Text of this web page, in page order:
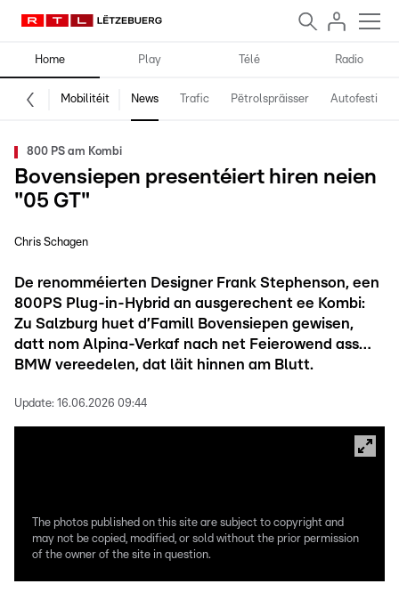
Home Play Télé Radio
Mobilitéit News Trafic Pëtrolspräisser Autofestival
800 PS am Kombi
Bovensiepen presentéiert hiren neien
"05 GT"
Chris Schagen
De renomméierten Designer Frank Stephenson, een
800PS Plug-in-Hybrid an ausgerechent ee Kombi:
Zu Salzburg huet d’Famill Bovensiepen gewisen,
datt nom Alpina-Verkaf nach net Feierowend ass…
BMW vereedelen, dat läit hinnen am Blutt.
Update: 16.06.2026 09:44
The photos published on this site are subject to copyright and
may not be copied, modified, or sold without the prior permission
of the owner of the site in question.